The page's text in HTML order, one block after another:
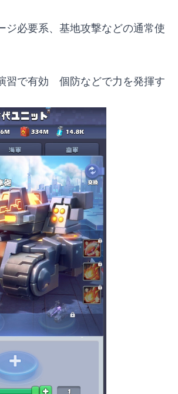
ジ必要系、基地攻撃などの通常使
習で有効　個防などで力を発揮す